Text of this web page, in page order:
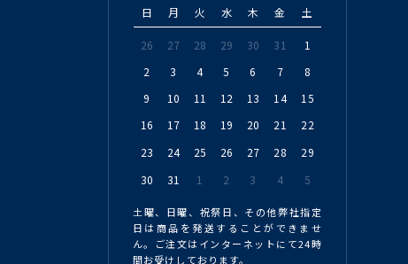
日 月 火 水 木 金 土
26 27 28 29 30 31
1
2
3 4 5 6 7
8
9
10 11 12 13 14
15
16
17 18 19 20 21
22
23
24 25 26 27 28
29
30
31 1 2 3 4 5
土曜、日曜、祝祭日、その他弊社指定
日は商品を発送することができませ
ん。ご注文はインターネットにて24時
間お受けしております。